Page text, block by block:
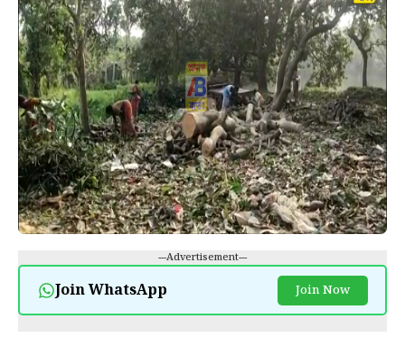
---Advertisement---
Join WhatsApp Join Now